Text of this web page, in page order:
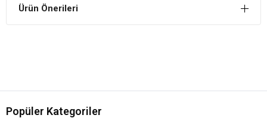
Ürün Önerileri
Popüler Kategoriler